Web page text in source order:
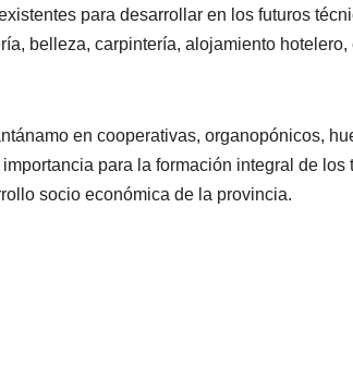
para desarrollar en los futuros
belleza, carpintería, alojamiento
en cooperativas, organopónicos,
para la formación integral de los
socio económica de la provincia.